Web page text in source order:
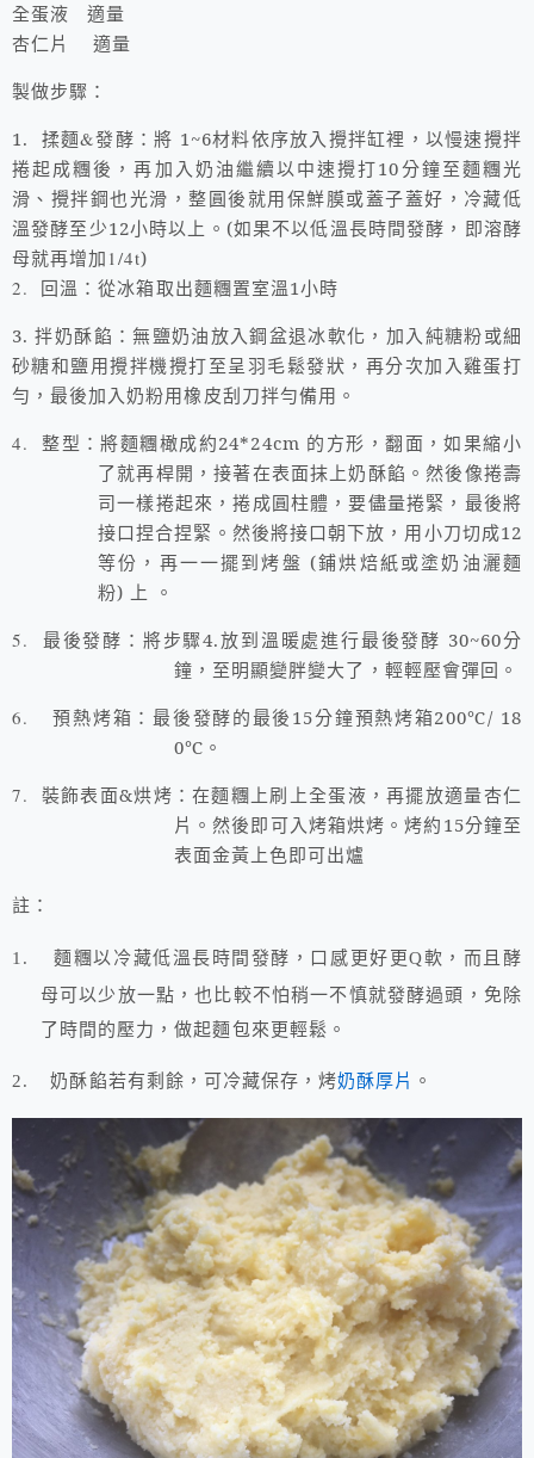
全蛋液
適量
杏仁片
適量
製做步驟：
1. 揉麵&發酵：將 1~6材料依序放入攪拌缸裡，以慢速攪拌
捲起成糰後，再加入奶油繼續以中速攪打10分鐘至麵糰光
滑、攪拌鋼也光滑，整圓後就用保鮮膜或蓋子蓋好，冷藏低
溫發酵至少12小時以上。 (如果不以低溫長時間發酵，即溶酵
母就再增加 1/4t)
2.
回溫：從冰箱取出麵糰置室溫1小時
3.拌奶酥餡：無鹽奶油放入鋼盆退冰軟化，加入純糖粉或細
砂糖和鹽用攪拌機攪打至呈羽毛鬆發狀，再分次加入雞蛋打
勻，最後加入奶粉用橡皮刮刀拌勻備用。
4.
整型：將麵糰橄成約24*24cm 的方形，翻面，如果縮小
了就再桿開，接著在表面抹上奶酥餡。然後像捲壽
司一樣捲起來，捲成圓柱體，要儘量捲緊，最後將
接口捏合捏緊。然後將接口朝下放，用小刀切成12
等份，再一一擺到烤盤 (鋪烘焙紙或塗奶油灑麵
粉) 上 。
5.
最後發酵：將步驟4.放到溫暖處進行最後發酵 30~60分
鐘，至明顯變胖變大了，輕輕壓會彈回。
6.預熱烤箱：最後發酵的最後 15分鐘預熱烤箱200℃/ 18
0℃。
7.
裝飾表面&烘烤：在麵糰上刷上全蛋液，再擺放適量杏仁
片。然後即可入烤箱烘烤。烤約15分鐘至
表面金黃上色即可出爐
註：
1. 麵糰以冷藏低溫長時間發酵，口感更好更Q軟，而且酵
母可以少放一點，也比較不怕稍一不慎就發酵過頭，免除
了時間的壓力，做起麵包來更輕鬆。
2. 奶酥餡若有剩餘，可冷藏保存，烤奶酥厚片 。